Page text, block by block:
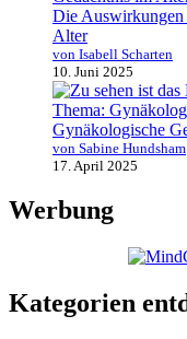
Die Auswirkungen
Alter
von Isabell Scharten
10. Juni 2025
Gynäkologische
von Sabine Hundsham
17. April 2025
Werbung
Kategorien